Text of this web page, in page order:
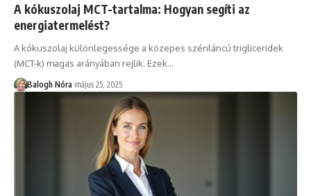
A kókuszolaj MCT-tartalma: Hogyan segíti az
energiatermelést?
A kókuszolaj különlegessége a közepes szénláncú trigliceridek
(MCT-k) magas arányában rejlik. Ezek…
Balogh Nóra május 25, 2025